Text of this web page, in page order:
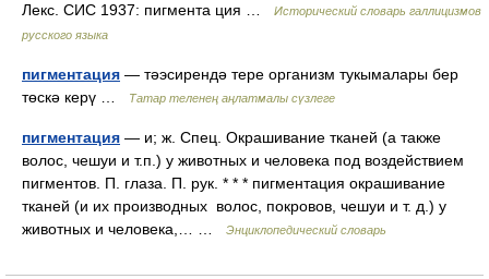
Лекс. СИС 1937: пигмента ция …
Исторический словарь галлицизмов
русского языка
пигментация — тәэсирендә тере организм тукымалары бер
төскә керү …
Татар теленең аңлатмалы сүзлеге
пигментация — и; ж. Спец. Окрашивание тканей (а также
волос, чешуи и т.п.) у животных и человека под воздействием
пигментов. П. глаза. П. рук. * * * пигментация окрашивание
тканей (и их производных волос, покровов, чешуи и т. д.) у
животных и человека,… …
Энциклопедический словарь